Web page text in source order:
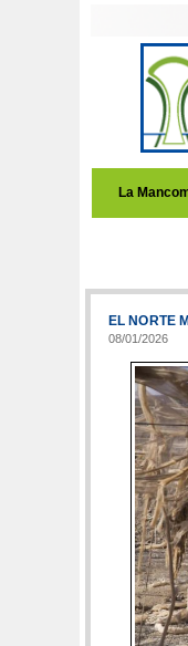
La
EL NORTE
08/01/2026